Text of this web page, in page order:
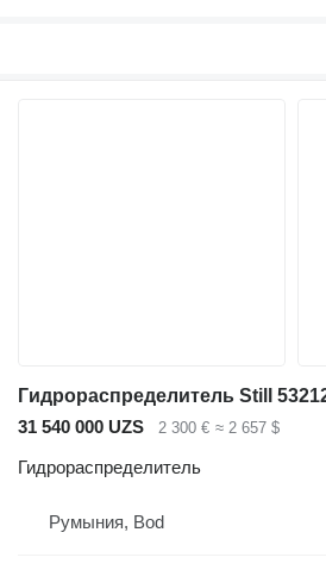
31 540 000 UZS 2 300 € ≈ 2 657 $
Гидрораспределитель
Румыния, Bod